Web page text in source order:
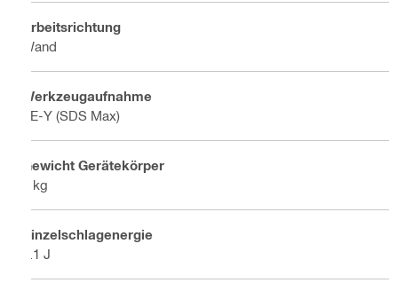
Arbeitsrichtung
Wand
Werkzeugaufnahme
TE-Y (SDS Max)
Gewicht Gerätekörper
6 kg
Einzelschlagenergie
8.1 J